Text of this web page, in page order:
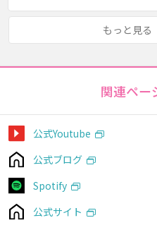
もっと見る
関連ペー
公式Youtube
公式ブログ
Spotify
公式サイト